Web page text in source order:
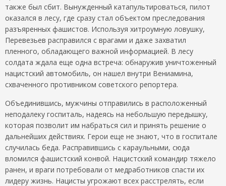
также был сбит. Вынужденный катапультироваться, пилот
оказался в лесу, где сразу стал объектом преследования
разъяренных фашистов. Используя хитроумную ловушку,
Перевезьев расправился с врагами и даже захватил
пленного, обладающего важной информацией. В лесу
солдата ждала еще одна встреча: обнаружив уничтоженный
нацистский автомобиль, он нашел внутри Вениамина,
схваченного противником советского репортера.
Объединившись, мужчины отправились в расположенный
неподалеку госпиталь, надеясь на небольшую передышку,
которая позволит им набраться сил и принять решение о
дальнейших действиях. Герои еще не знают, что в госпитале
случилась беда. Расправившись с караульными, сюда
вломился фашистский конвой. Нацистский командир тяжело
ранен, и враги потребовали от медработников спасти их
лидеру жизнь. Нацисты угрожают всех расстрелять, если